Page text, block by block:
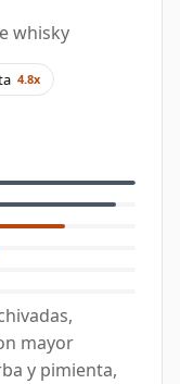
whisky
4.8x
mayor
y pimienta,